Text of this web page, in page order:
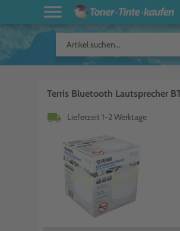
Artikel suchen...
Terris Bluetooth Lautsprecher
local_shipping Lieferzeit 1-2 Werktage